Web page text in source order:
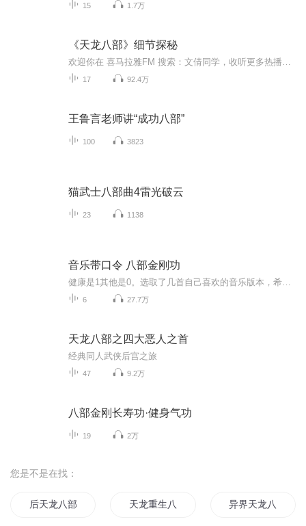
15 1.7万
《天龙八部》细节探秘
17 92.4万
王鲁言老师讲“成功八部”
100 3823
猫武士八部曲4雷光破云
23 1138
音乐带口令 八部金刚功
6 27.7万
天龙八部之四大恶人之首
经典同人武侠后宫之旅
47 9.2万
八部金刚长寿功·健身气功
19 2万
您是不是在找：
后天龙八部 天龙重生八部 异界天龙八部